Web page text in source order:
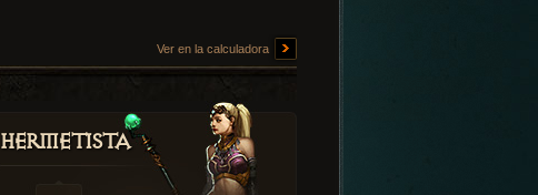
Ver en la calculadora
Hermetista